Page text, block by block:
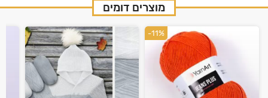
מוצרים דומים
-11%